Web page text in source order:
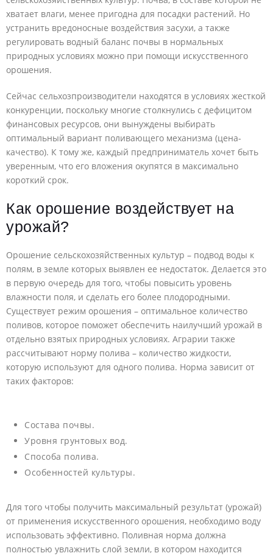
хватает влаги, менее пригодна для посадки растений. Но
устранить вредоносные воздействия засухи, а также
регулировать водный баланс почвы в нормальных
природных условиях можно при помощи искусственного
орошения.
Сейчас сельхозпроизводители находятся в условиях жесткой
конкуренции, поскольку многие столкнулись с дефицитом
финансовых ресурсов, они вынуждены выбирать
оптимальный вариант поливающего механизма (цена-
качество). К тому же, каждый предприниматель хочет быть
уверенным, что его вложения окупятся в максимально
короткий срок.
Как орошение воздействует на
урожай?
Орошение сельскохозяйственных культур – подвод воды к
полям, в земле которых выявлен ее недостаток. Делается это
в первую очередь для того, чтобы повысить уровень
влажности поля, и сделать его более плодородными.
Существует режим орошения – оптимальное количество
поливов, которое поможет обеспечить наилучший урожай в
отдельно взятых природных условиях. Аграрии также
рассчитывают норму полива – количество жидкости,
которую используют для одного полива. Норма зависит от
таких факторов:
Состава почвы.
Уровня грунтовых вод.
Способа полива.
Особенностей культуры.
Для того чтобы получить максимальный результат (урожай)
от применения искусственного орошения, необходимо воду
использовать эффективно. Поливная норма должна
полностью увлажнить слой земли, в котором находится